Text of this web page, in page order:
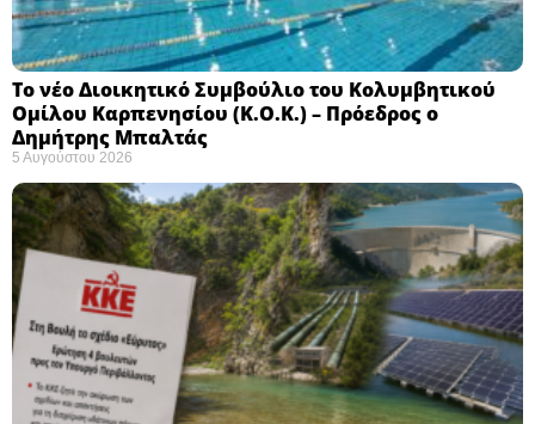
Το νέο Διοικητικό Συμβούλιο του Κολυμβητικού
Ομίλου Καρπενησίου (Κ.Ο.Κ.) – Πρόεδρος ο
Δημήτρης Μπαλτάς
5 Αυγούστου 2026